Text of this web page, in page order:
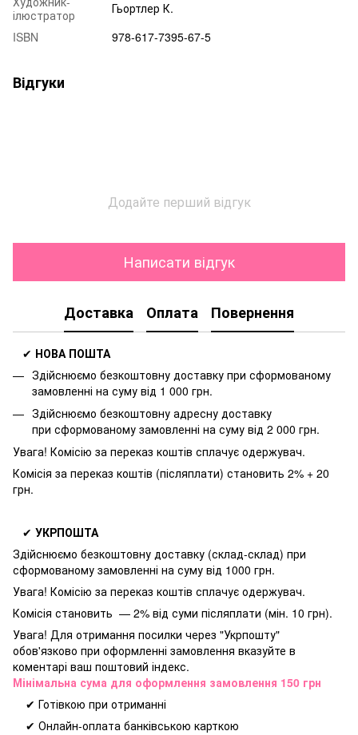
ілюстратор
Гьортлер К.
ISBN
978-617-7395-67-5
Відгуки
Додайте перший відгук
Написати відгук
Доставка Оплата Повернення
✔ НОВА ПОШТА
Здійснюємо безкоштовну доставку при сформованому
замовленні на суму від 1 000 грн.
Здійснюємо безкоштовну адресну доставку
при сформованому замовленні на суму від 2 000 грн.
Увага! Комісію за переказ коштів сплачує одержувач.
Комісія за переказ коштів (післяплати) становить 2% + 20
грн.
✔ УКРПОШТА
Здійснюємо безкоштовну доставку (склад-склад) при
сформованому замовленні на суму від 1000 грн.
Увага! Комісію за переказ коштів сплачує одержувач.
Комісія становить — 2% від суми післяплати (мін. 10 грн).
Увага! Для отримання посилки через "Укрпошту"
обов'язково при оформленні замовлення вказуйте в
коментарі ваш поштовий індекс.
Мінімальна сума для оформлення замовлення 150 грн
✔ Готівкою при отриманні
✔ Онлайн-оплата банківською карткою